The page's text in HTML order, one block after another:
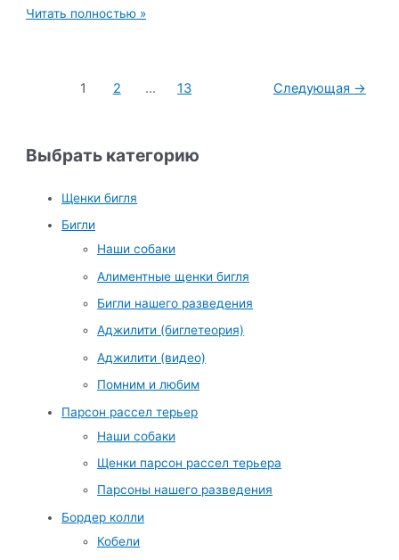
Помет
Nikoletta
Читать полностью »
1 2 … 13 Следующая →
Выбрать категорию
Щенки бигля
Бигли
Наши собаки
Алиментные щенки бигля
Бигли нашего разведения
Аджилити (биглетеория)
Аджилити (видео)
Помним и любим
Парсон рассел терьер
Наши собаки
Щенки парсон рассел терьера
Парсоны нашего разведения
Бордер колли
Кобели